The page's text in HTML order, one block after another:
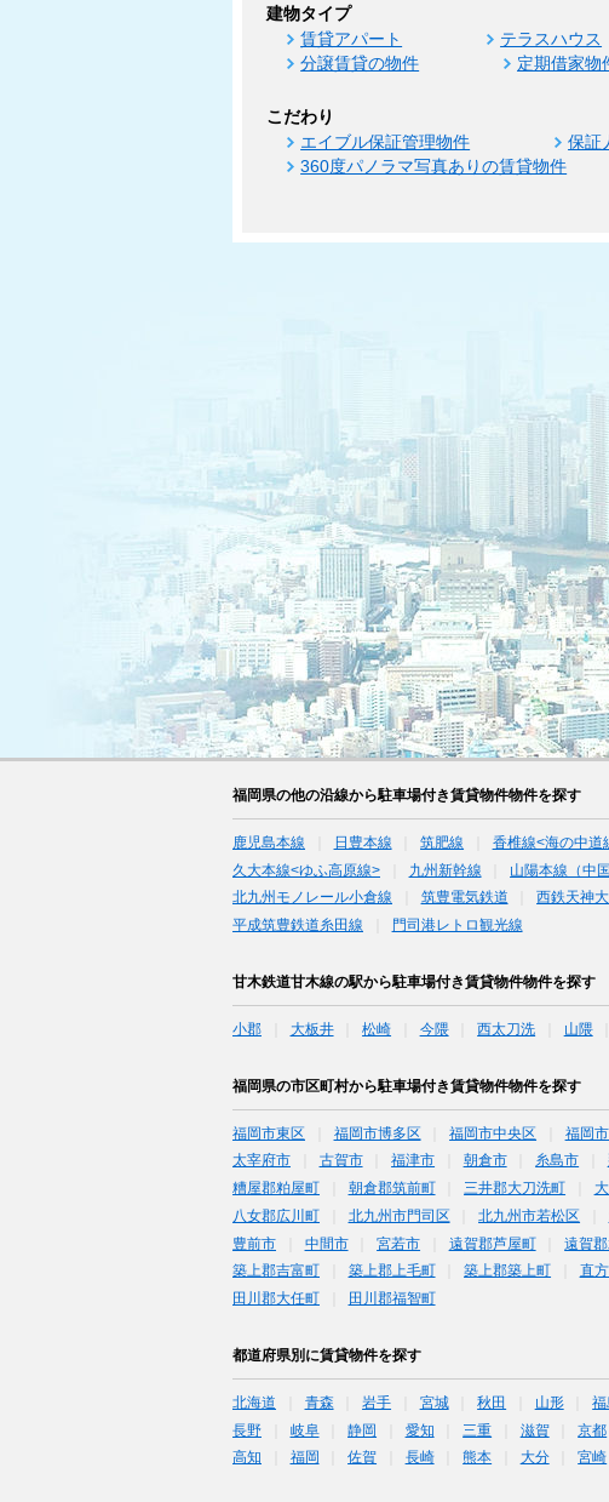
建物タイプ
賃貸アパート テラスハウス
分譲賃貸の物件
定期借家物
こだわり
エイブル保証管理物件 保証
360度パノラマ写真ありの賃貸物件
福岡県の他の沿線から駐車場付き賃貸物件物件を探す
鹿児島本線 日豊本線 筑肥線 香椎線<海の中道
久大本線<ゆふ高原線>
九州新幹線 山陽本線（中国
北九州モノレール小倉線
筑豊電気鉄道 西鉄天神
平成筑豊鉄道糸田線
門司港レトロ観光線
甘木鉄道甘木線の駅から駐車場付き賃貸物件物件を探す
小郡 大板井 松崎 今隈 西太刀洗 山隈
福岡県の市区町村から駐車場付き賃貸物件物件を探す
福岡市東区 福岡市博多区 福岡市中央区 福岡
太宰府市
古賀市 福津市 朝倉市 糸島市
糟屋郡粕屋町
朝倉郡筑前町 三井郡大刀洗町
八女郡広川町
北九州市門司区 北九州市若松区
豊前市
中間市 宮若市 遠賀郡芦屋町 遠賀
築上郡吉富町
築上郡上毛町 築上郡築上町 直
田川郡大任町
田川郡福智町
都道府県別に賃貸物件を探す
北海道 青森 岩手 宮城 秋田 山形 福
長野
岐阜 静岡 愛知 三重 滋賀 京都
高知
福岡 佐賀 長崎 熊本 大分 宮崎